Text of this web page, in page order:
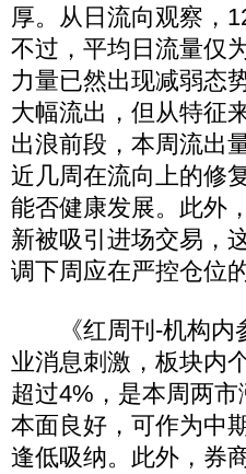
厚。从日流向观察，
不过，平均日流量仅
力量已然出现减弱态
大幅流出，但从特征
出浪前段，本周流出
近几周在流向上的修
能否健康发展。此外
新被吸引进场交易，
调下周应在严控仓位
《红周刊-机构内参
业消息刺激，板块内
超过4%，是本周两
本面良好，可作为中
逢低吸纳。此外，券